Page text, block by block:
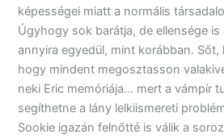
képességei miatt a normális
Úgyhogy sok barátja, de ellensége
annyira egyedül, mint korábban. Sőt,
hogy mindent megosztasson
neki Eric memóriája… mert a vámpír
segíthetne a lány lelkiismereti
Sookie igazán felnőtté is válik a